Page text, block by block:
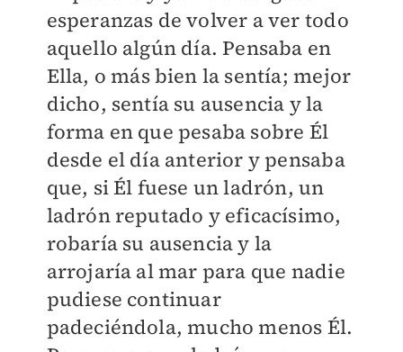
esperanzas de volver a ver todo
aquello algún día. Pensaba en
Ella, o más bien la sentía; mejor
dicho, sentía su ausencia y la
forma en que pesaba sobre Él
desde el día anterior y pensaba
que, si Él fuese un ladrón, un
ladrón reputado y eficacísimo,
robaría su ausencia y la
arrojaría al mar para que nadie
pudiese continuar
padeciéndola, mucho menos Él.